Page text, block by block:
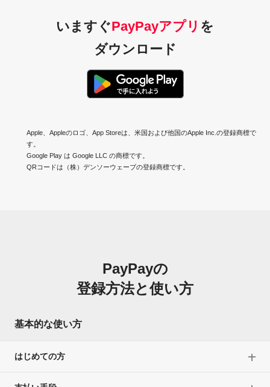
いますぐPayPayアプリ を
ダウンロード
Apple、Appleのロゴ、App Storeは、米国および他国のApple Inc.の登録商標で
す。
Google Play は Google LLC の商標です。
QRコードは（株）デンソーウェーブの登録商標です。
PayPayの
登録方法と使い方
基本的な使い方
はじめての方